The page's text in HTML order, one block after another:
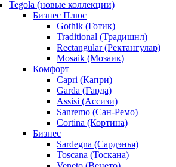
Tegola (новые коллекции)
Бизнес Плюс
Gothik (Готик)
Traditional (Традишнл)
Rectangular (Ректангулар)
Mosaik (Мозаик)
Комфорт
Capri (Капри)
Garda (Гарда)
Assisi (Ассизи)
Sanremo (Сан-Ремо)
Cortina (Кортина)
Бизнес
Sardegna (Сардэнья)
Toscana (Тоскана)